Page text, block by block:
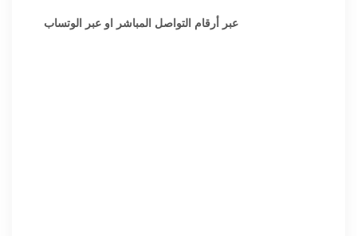
عبر أرقام التواصل المباشر او عبر الوتساب